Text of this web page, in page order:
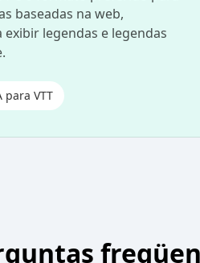
baseadas na web,
legendas e legendas
para VTT